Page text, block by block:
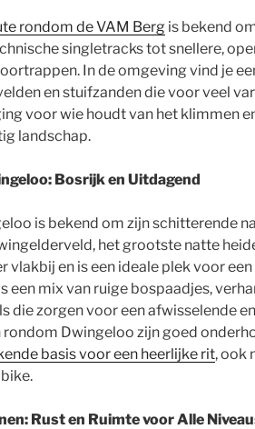
rondom de VAM Berg is bekend
singletracks tot snellere,
In de omgeving vind je
en stuifzanden die voor veel
voor wie houdt van het klimmen
landschap.
Bosrijk en Uitdagend
is bekend om zijn schitterende
het grootste natte
vlakbij en is een ideale plek voor
een mix van ruige bospaadjes,
die zorgen voor een afwisselende
rondom Dwingeloo zijn goed
basis voor een heerlijke rit, ook
Rust en Ruimte voor Alle